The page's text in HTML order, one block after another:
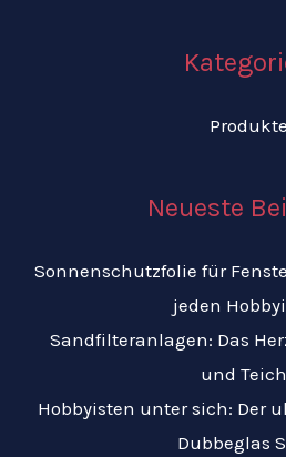
Produkte
Neueste
Sonnenschutzfolie für
jeden
Sandfilteranlagen: Das
und
Hobbyisten unter sich: Der
Dubbeglas